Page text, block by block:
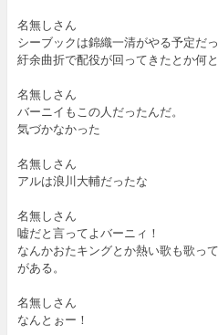
名無しさん
シーブックは錦織一清がやる予定だ
紆余曲折で配役が回ってきたとか何
名無しさん
バーニイもこの人だったんだ。
気づかなかった
名無しさん
アルは浪川大輔だったな
名無しさん
嘘だと言ってよバーニィ！
なんかおたキングとか熱い歌も歌っ
がある。
名無しさん
なんとぉー！